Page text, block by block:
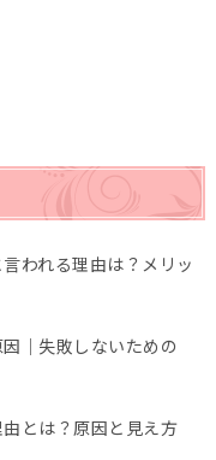
われる理由は？メリッ
｜失敗しないための
とは？原因と見え方